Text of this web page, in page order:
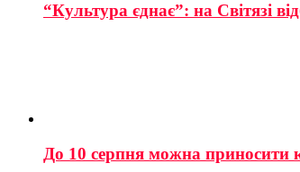
“Культура єднає”: на Світязі
До 10 серпня можна приносити